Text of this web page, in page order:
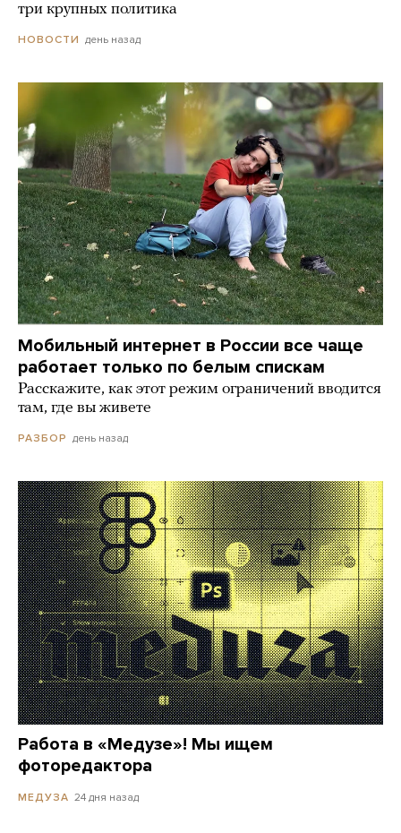
три крупных политика
НОВОСТИ день назад
Мобильный интернет в России все чаще
работает только по белым спискам
Расскажите, как этот режим ограничений вводится
там, где вы живете
РАЗБОР день назад
Работа в «Медузе»! Мы ищем
фоторедактора
МЕДУЗА 24 дня назад